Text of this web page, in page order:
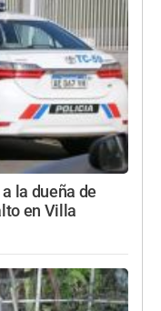
la dueña de
en Villa